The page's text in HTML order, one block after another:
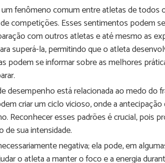
fenômeno comum entre atletas de todos
competições. Esses sentimentos podem
com outros atletas e até mesmo as
superá-la, permitindo que o atleta
podem se informar sobre as melhores
desempenho está relacionada ao medo
criar um ciclo vicioso, onde a
Reconhecer esses padrões é crucial, pois
de sua intensidade.
negativa; ela pode, em
o atleta a manter o foco e a energia